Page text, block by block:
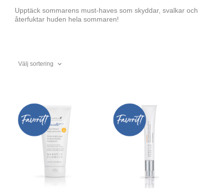
Upptäck sommarens must-haves som skyddar, svalkar och
återfuktar huden hela sommaren!
Välj sortering